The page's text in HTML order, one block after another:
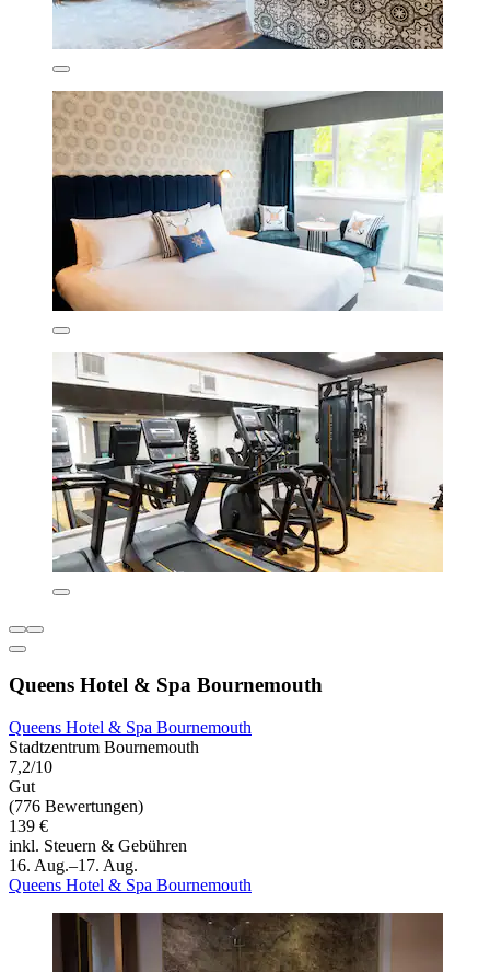
Queens Hotel & Spa Bournemouth
Queens Hotel & Spa Bournemouth
Stadtzentrum Bournemouth
7,2/10
Gut
(776 Bewertungen)
139 €
inkl. Steuern & Gebühren
16. Aug.–17. Aug.
Queens Hotel & Spa Bournemouth